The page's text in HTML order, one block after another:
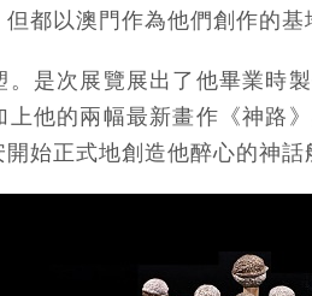
都以澳門作為他們創作的基
是次展覽展出了他畢業時
他的兩幅最新畫作《神路
始正式地創造他醉心的神話